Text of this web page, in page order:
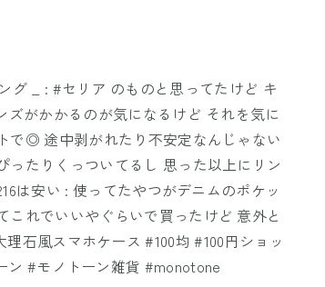
グ _ : #セリア のものと思ってたけど キ
がかかるのが気になるけど それを気に
で◎ 途中剥がれたり不安定なんじゃない
たりくっついてるし 思った以上にリン
は安い : 使ってたやつがデニムのポケッ
これでいいやぐらいで買ったけど 意外と
石風スマホケース #100均 #100円ショッ
ン #モノトーン雑貨 #monotone